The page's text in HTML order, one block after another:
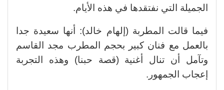
الجميلة التي نفتقدها في هذه الأيام.
فيما قالت المطربة (إلهام خالد): أنها سعيدة جدا
بالعمل مع فنان كبير بحجم المطرب مجد القاسم
وتآمل أن تنال أغنية (قصة حبنا) وهذه التجربة
إعجاب الجمهور.